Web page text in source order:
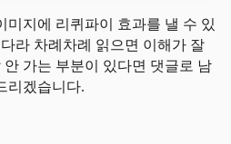
미지에 리퀴파이 효과를 낼 수 있
라 차례차례 읽으면 이해가 잘
가는 부분이 있다면 댓글로 남
리겠습니다.